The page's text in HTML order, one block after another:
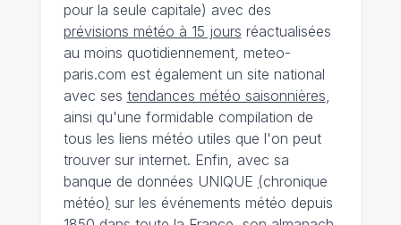
pour la seule capitale) avec des
prévisions météo à 15 jours réactualisées
au moins quotidiennement, meteo-
paris.com est également un site national
avec ses tendances météo saisonnières,
ainsi qu'une formidable compilation de
tous les liens météo utiles que l'on peut
trouver sur internet. Enfin, avec sa
banque de données UNIQUE (chronique
météo) sur les événements météo depuis